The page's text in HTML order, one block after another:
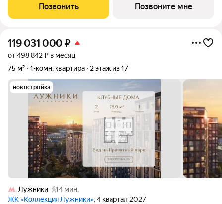
шаговой доступности. Он не просто экономит время, а
кардинально
Позвонить Позвоните мне
119 031 000 ₽
от 498 842 ₽ в месяц
75 м²
1-комн. квартира 2 этаж из 17
новостройка
Лужники
14 мин.
ЖК «Коллекция Лужники», 4 квартал 2027